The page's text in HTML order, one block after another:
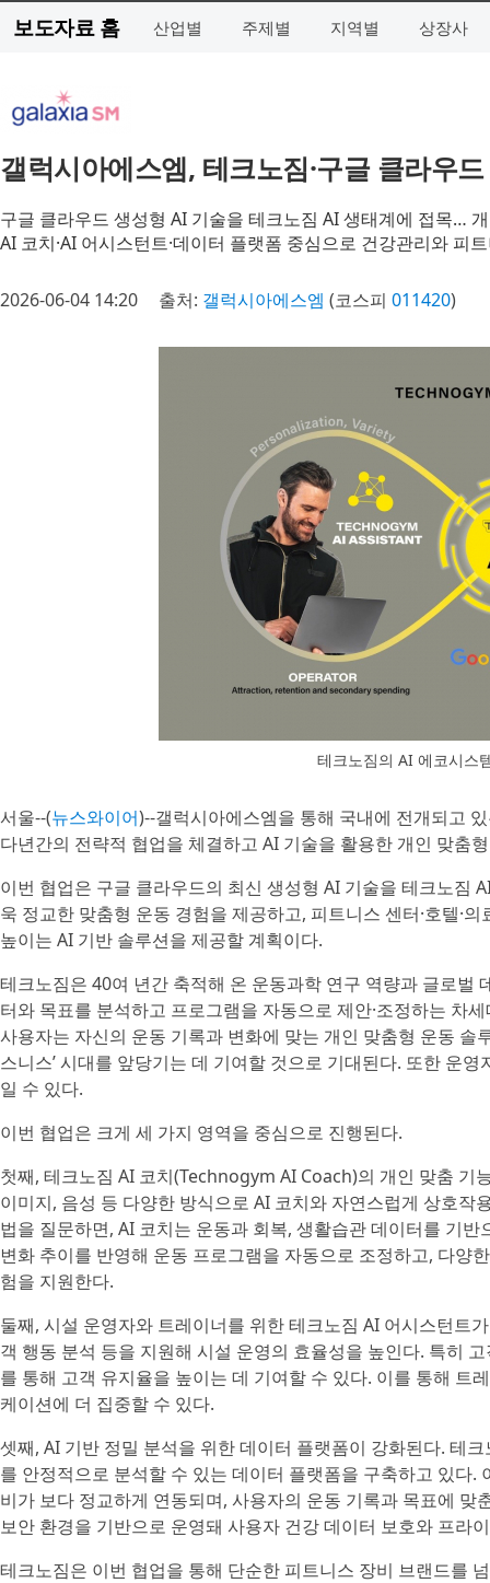
보도자료 홈 산업별 주제별 지역별 상장사
갤럭시아에스엠, 테크노짐·구글 클라우
구글 클라우드 생성형 AI 기술을 테크노짐 AI 생태계에 접목…
AI 코치·AI 어시스턴트·데이터 플랫폼 중심으로 건강관리와 피
2026-06-04 14:20 출처: 갤럭시아에스엠 (코스피 011420)
테크노짐의 AI 에코시스
서울--(뉴스와이어)--갤럭시아에스엠을 통해 국내에 전개되고
다년간의 전략적 협업을 체결하고 AI 기술을 활용한 개인 맞춤
이번 협업은 구글 클라우드의 최신 생성형 AI 기술을 테크노짐
욱 정교한 맞춤형 운동 경험을 제공하고, 피트니스 센터·호텔·
높이는 AI 기반 솔루션을 제공할 계획이다.
테크노짐은 40여 년간 축적해 온 운동과학 연구 역량과 글로벌
터와 목표를 분석하고 프로그램을 자동으로 제안·조정하는 차
사용자는 자신의 운동 기록과 변화에 맞는 개인 맞춤형 운동 솔
스니스’ 시대를 앞당기는 데 기여할 것으로 기대된다. 또한 운
일 수 있다.
이번 협업은 크게 세 가지 영역을 중심으로 진행된다.
첫째, 테크노짐 AI 코치(Technogym AI Coach)의 개인 맞춤 기
이미지, 음성 등 다양한 방식으로 AI 코치와 자연스럽게 상호
법을 질문하면, AI 코치는 운동과 회복, 생활습관 데이터를 기
변화 추이를 반영해 운동 프로그램을 자동으로 조정하고, 다양
험을 지원한다.
둘째, 시설 운영자와 트레이너를 위한 테크노짐 AI 어시스턴트
객 행동 분석 등을 지원해 시설 운영의 효율성을 높인다. 특히
를 통해 고객 유지율을 높이는 데 기여할 수 있다. 이를 통해 트
케이션에 더 집중할 수 있다.
셋째, AI 기반 정밀 분석을 위한 데이터 플랫폼이 강화된다. 테
를 안정적으로 분석할 수 있는 데이터 플랫폼을 구축하고 있다
비가 보다 정교하게 연동되며, 사용자의 운동 기록과 목표에
보안 환경을 기반으로 운영돼 사용자 건강 데이터 보호와 프라
테크노짐은 이번 협업을 통해 단순한 피트니스 장비 브랜드를